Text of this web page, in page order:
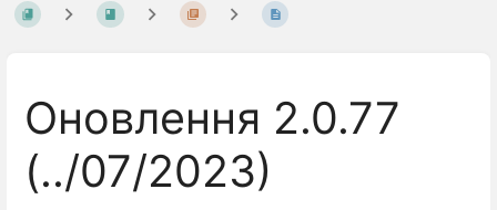
Оновлення 2.0.77
(../07/2023)